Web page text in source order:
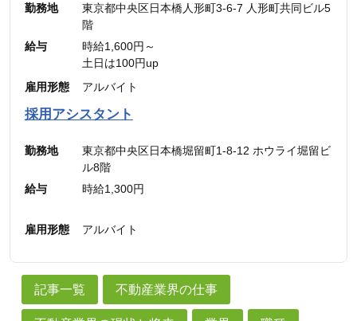
勤務地
東京都中央区日本橋人形町3-6-7 人形町共同ビル5
階
給与
時給1,600円～
土日は100円up
雇用形態
アルバイト
採用アシスタント
勤務地
東京都中央区日本橋堀留町1-8-12 ホウライ堀留ビ
ル8階
給与
時給1,300円
雇用形態 アルバイト
記事一覧 不動産業界の仕事